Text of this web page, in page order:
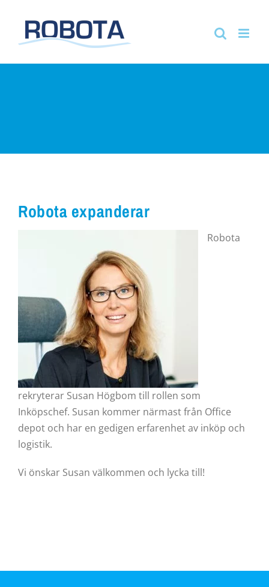
innehållet
Robota expanderar
Robota
rekryterar Susan Högbom till rollen som
Inköpschef. Susan kommer närmast från Office
depot och har en gedigen erfarenhet av inköp och
logistik.
Vi önskar Susan välkommen och lycka till!